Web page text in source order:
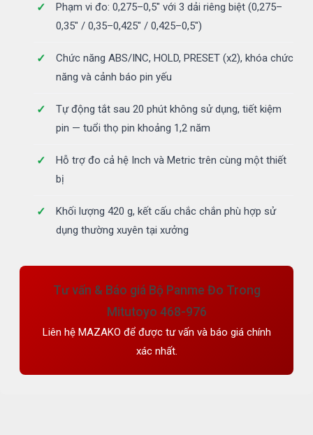
Phạm vi đo: 0,275–0,5" với 3 dải riêng biệt (0,275–
0,35" / 0,35–0,425" / 0,425–0,5")
Chức năng ABS/INC, HOLD, PRESET (x2), khóa chức
năng và cảnh báo pin yếu
Tự động tắt sau 20 phút không sử dụng, tiết kiệm
pin — tuổi thọ pin khoảng 1,2 năm
Hỗ trợ đo cả hệ Inch và Metric trên cùng một thiết
bị
Khối lượng 420 g, kết cấu chắc chắn phù hợp sử
dụng thường xuyên tại xưởng
Tư vấn & Báo giá Bộ Panme Đo Trong
Mitutoyo 468-976
Liên hệ MAZAKO để được tư vấn và báo giá chính
xác nhất.